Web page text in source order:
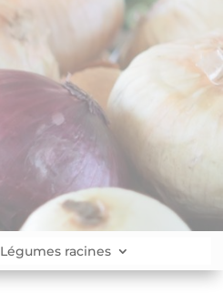
Légumes racines